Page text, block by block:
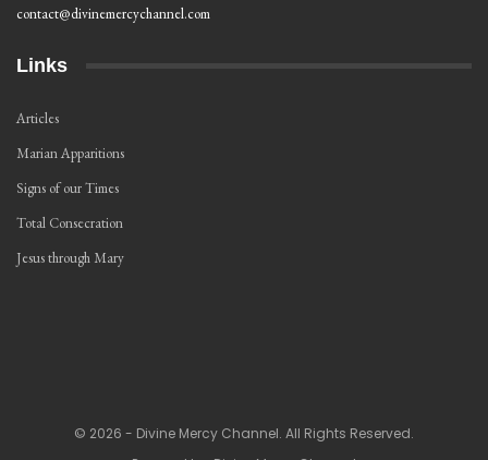
contact@divinemercychannel.com
Links
Articles
Marian Apparitions
Signs of our Times
Total Consecration
Jesus through Mary
© 2026 - Divine Mercy Channel. All Rights Reserved.